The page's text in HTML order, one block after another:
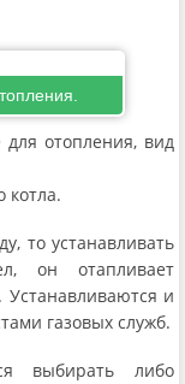
отопления, вид
котла.
то устанавливать
он отапливает
и
газовых служб.
выбирать либо